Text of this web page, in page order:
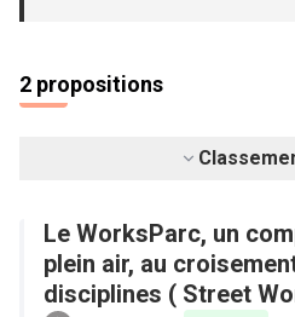
2 propositions
Le WorksParc, un
plein air, au
disciplines ( Street